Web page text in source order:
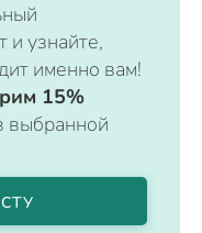
и узнайте,
именно вам!
15%
выбранной